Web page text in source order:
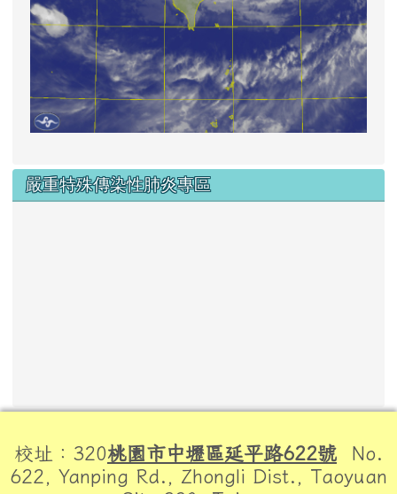
嚴重特殊傳染性肺炎專區
校址：320桃園市中壢區延平路622號 No.
622, Yanping Rd., Zhongli Dist., Taoyuan